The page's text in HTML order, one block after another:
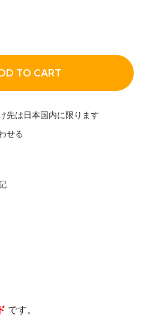
TO CART
先は日本国内に限ります
せる
です。